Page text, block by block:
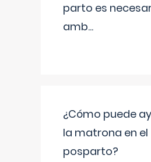
parto es
amb...
¿Cómo puede
la matrona en el
posparto?